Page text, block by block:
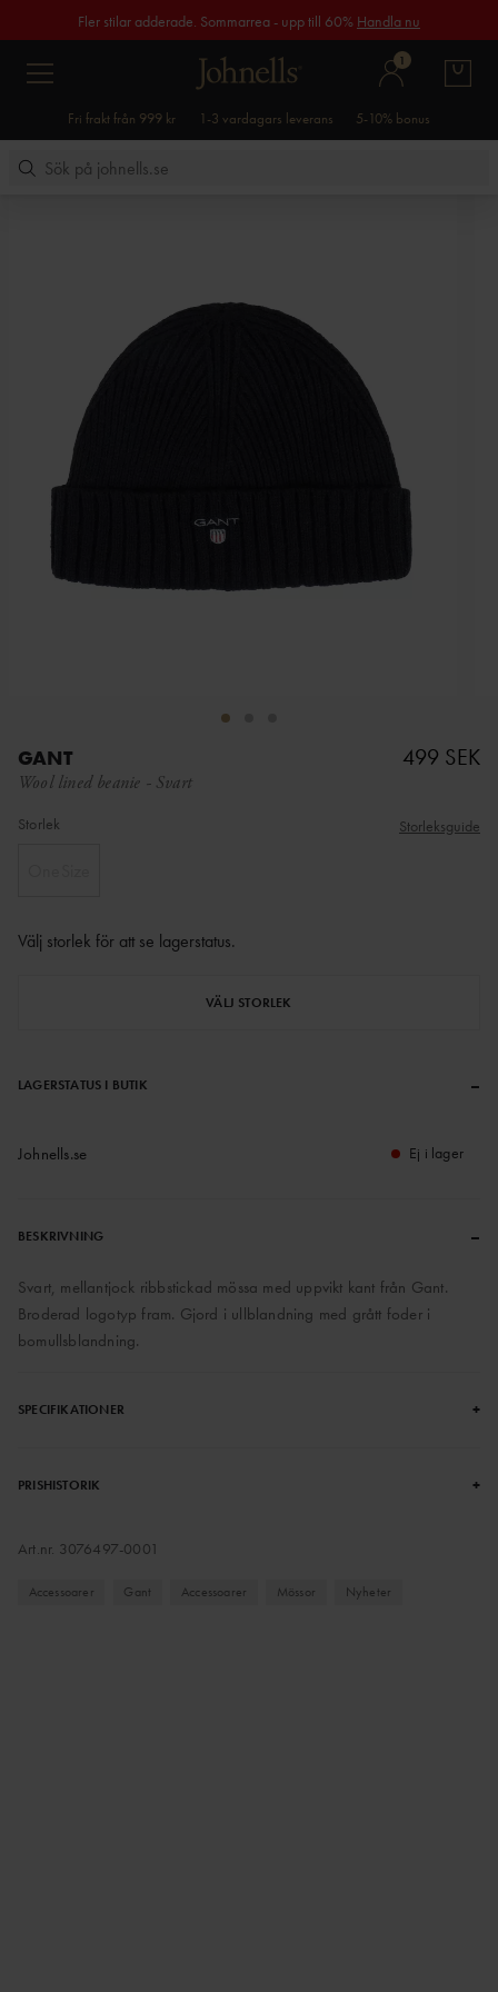
Fler stilar adderade. Sommarrea - upp till 60% Handla nu
1
Fri frakt från 999 kr 1-3 vardagars leverans 5-10% bonus
GANT
Wool lined beanie - Svart
499 SEK
Storlek Storleksguide
Välj storlek för att se lagerstatus.
VÄLJ STORLEK
LAGERSTATUS I BUTIK –
Johnells.se Ej i lager
BESKRIVNING –
Svart, mellantjock ribbstickad mössa med uppvikt kant från Gant.
Broderad logotyp fram. Gjord i ullblandning med grått foder i
bomullsblandning.
SPECIFIKATIONER +
PRISHISTORIK +
Art.nr. 3076497-0001
Accessoarer Gant Accessoarer Mössor Nyheter